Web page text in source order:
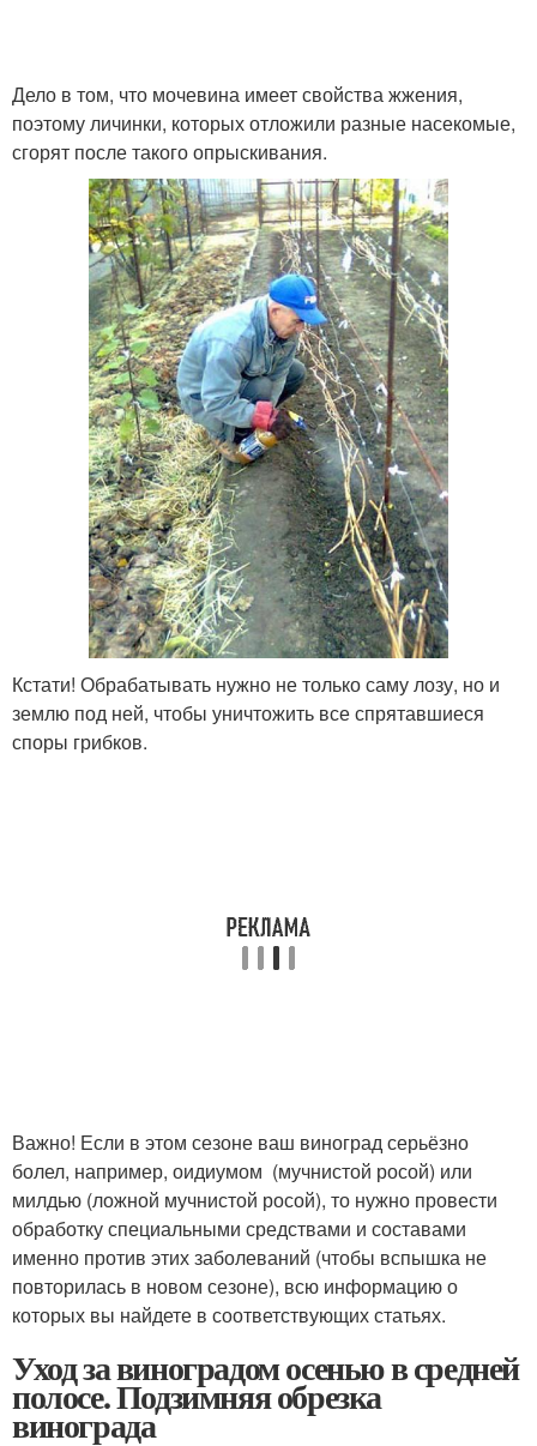
Дело в том, что мочевина имеет свойства жжения,
поэтому личинки, которых отложили разные насекомые,
сгорят после такого опрыскивания.
Кстати! Обрабатывать нужно не только саму лозу, но и
землю под ней, чтобы уничтожить все спрятавшиеся
споры грибков.
Важно! Если в этом сезоне ваш виноград серьёзно
болел, например, оидиумом (мучнистой росой) или
милдью (ложной мучнистой росой), то нужно провести
обработку специальными средствами и составами
именно против этих заболеваний (чтобы вспышка не
повторилась в новом сезоне), всю информацию о
которых вы найдете в соответствующих статьях.
Уход за виноградом осенью в средней
полосе. Подзимняя обрезка
винограда